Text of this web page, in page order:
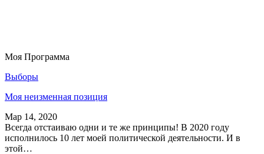
Моя Программа
Выборы
Моя неизменная позиция
Мар 14, 2020
Всегда отстаиваю одни и те же принципы! В 2020 году
исполнилось 10 лет моей политической деятельности. И в
этой…